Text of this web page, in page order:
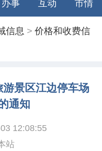
办事 互动 市情
信息 >价格和收费信
景区江边停车场
通知
12:08:55
站